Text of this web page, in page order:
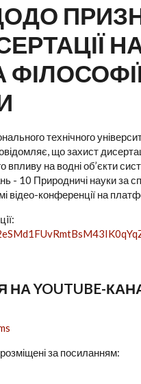
технічного
що захист
впливу на водні об’єкти
- 10 Природничі науки за
відео-конференції на
YOUTUBE-
за посиланням: